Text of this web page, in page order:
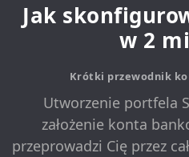
Jak
w 2
Krótki przewodnik
Utworzenie portfela
założenie konta
przeprowadzi Cię przez